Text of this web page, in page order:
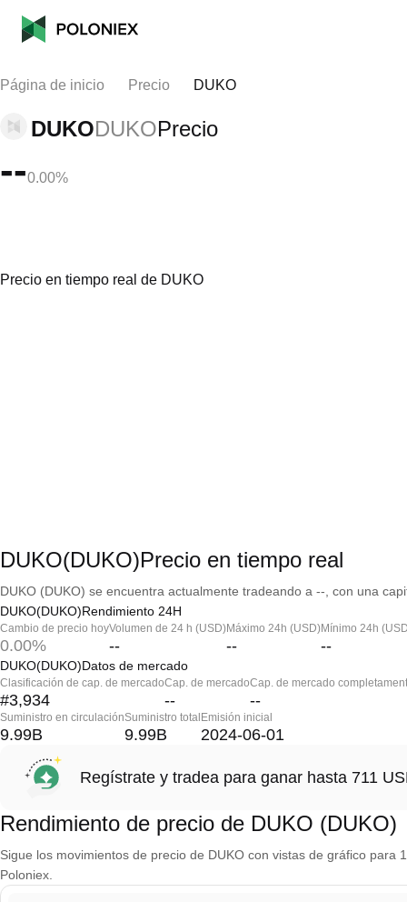
Página de inicio Precio DUKO
DUKODUKOPrecio
--0.00%
Precio en tiempo real de DUKO
DUKO(DUKO)Precio en tiempo real
DUKO (DUKO) se encuentra actualmente tradeando a --, con una
DUKO(DUKO)Rendimiento 24H
Cambio de precio hoy
0.00%
Volumen de 24 h (USD)
--
Máximo 24h (USD)
--
Mínimo 24h
--
DUKO(DUKO)Datos de mercado
Clasificación de cap. de mercado
#3,934
Cap. de mercado
--
Cap. de mercado
--
Suministro en circulación
9.99B
Suministro total
9.99B
Emisión inicial
2024-06-01
Regístrate y tradea para ganar hasta 711
Rendimiento de precio de DUKO (DUKO)
Sigue los movimientos de precio de DUKO con vistas de gráfico
Poloniex.